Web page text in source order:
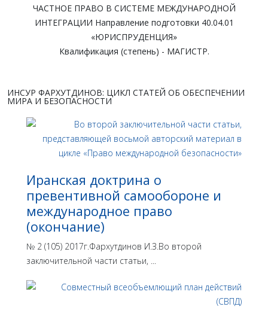
ЧАСТНОЕ ПРАВО В СИСТЕМЕ МЕЖДУНАРОДНОЙ
ИНТЕГРАЦИИ Направление подготовки 40.04.01
«ЮРИСПРУДЕНЦИЯ»
Квалификация (степень) - МАГИСТР.
ИНСУР ФАРХУТДИНОВ: ЦИКЛ СТАТЕЙ ОБ ОБЕСПЕЧЕНИИ
МИРА И БЕЗОПАСНОСТИ
Иранская доктрина о
превентивной самообороне и
международное право
(окончание)
№ 2 (105) 2017г.Фархутдинов И.З.Во второй
заключительной части статьи, ...